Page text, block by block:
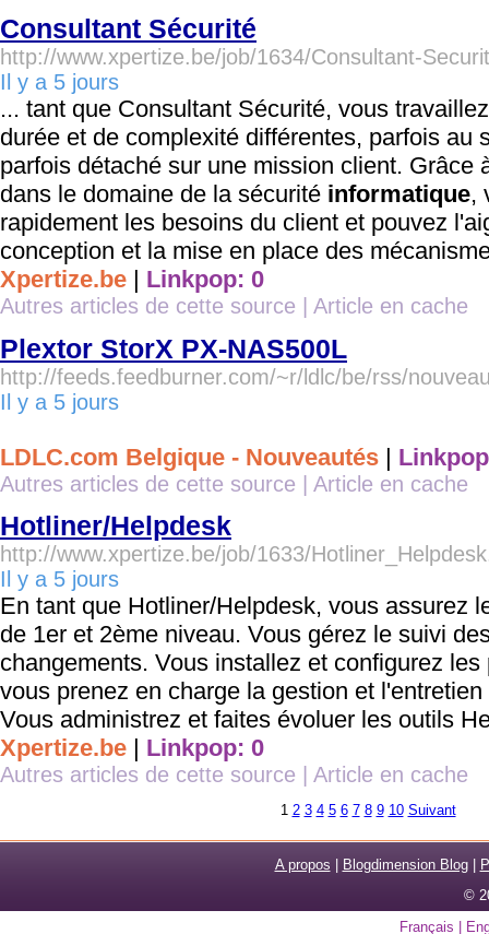
Consultant Sécurité
http://www.xpertize.be/job/1634/Consultant-
Il y a 5 jours
... tant que Consultant Sécurité, vous
durée et de complexité différentes, parfois au
parfois détaché sur une mission client. Grâce
dans le domaine de la sécurité informatique,
rapidement les besoins du client et pouvez
conception et la mise en place des
Xpertize.be
Linkpop: 0
Autres articles de cette source Article en cache
Plextor StorX PX-NAS500L
http://feeds.feedburner.com/~r/ldlc/be/rss/
Il y a 5 jours
LDLC.com Belgique - Nouveautés |
Autres articles de cette source | Article en cache
Hotliner/Helpdesk
http://www.xpertize.be/job/1633/
Il y a 5 jours
En tant que Hotliner/Helpdesk, vous assurez
de 1er et 2ème niveau. Vous gérez le suivi
changements. Vous installez et configurez
vous prenez en charge la gestion et
Vous administrez et faites évoluer les outils
Xpertize.be | Linkpop: 0
Autres articles de cette source Article en cache
1 2 3 4 5 6 7 8 9 10 Suivant
A propos | Blogdimension Blog|
©
Français